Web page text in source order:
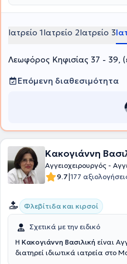
Ιατρείο 1Ιατρείο 2Ιατρείο 3
Λεωφόρος Κηφισίας 37 - 39,
Επόμενη διαθεσιμότητα
Κακογιάννη
Αγγειοχειρουργός -
9.7|177
Φλεβίτιδα και κιρσοί
Σχετικά με την ειδικό
Η Κακογιάννη Βασιλική είναι
διατηρεί ιδιωτικά ιατρεία στο